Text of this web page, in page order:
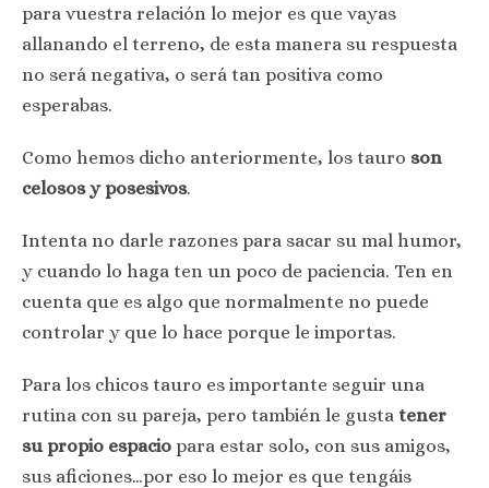
para vuestra relación lo mejor es que vayas
allanando el terreno, de esta manera su respuesta
no será negativa, o será tan positiva como
esperabas.
Como hemos dicho anteriormente, los tauro son
celosos y posesivos.
Intenta no darle razones para sacar su mal humor,
y cuando lo haga ten un poco de paciencia. Ten en
cuenta que es algo que normalmente no puede
controlar y que lo hace porque le importas.
Para los chicos tauro es importante seguir una
rutina con su pareja, pero también le gusta tener
su propio espacio para estar solo, con sus amigos,
sus aficiones…por eso lo mejor es que tengáis